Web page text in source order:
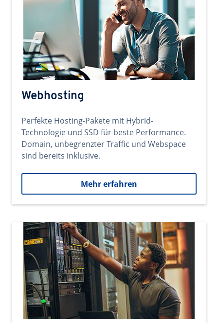
Webhosting
Perfekte Hosting-Pakete mit Hybrid-
Technologie und SSD für beste Performance.
Domain, unbegrenzter Traffic und Webspace
sind bereits inklusive.
Mehr erfahren